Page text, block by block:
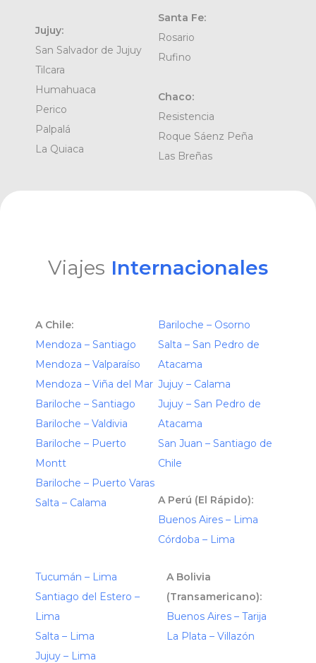
Jujuy:
San Salvador de Jujuy
Tilcara
Humahuaca
Perico
Palpalá
La Quiaca
Santa Fe:
Rosario
Rufino
Chaco:
Resistencia
Roque Sáenz Peña
Las Breñas
Viajes Internacionales
A Chile:
Mendoza – Santiago
Mendoza – Valparaíso
Mendoza – Viña del Mar
Bariloche – Santiago
Bariloche – Valdivia
Bariloche – Puerto
Montt
Bariloche – Puerto Varas
Salta – Calama
Bariloche – Osorno
Salta – San Pedro de
Atacama
Jujuy – Calama
Jujuy – San Pedro de
Atacama
San Juan – Santiago de
Chile
A Perú (El Rápido):
Buenos Aires – Lima
Córdoba – Lima
Tucumán – Lima
Santiago del Estero –
Lima
Salta – Lima
Jujuy – Lima
A Bolivia
(Transamericano):
Buenos Aires – Tarija
La Plata – Villazón